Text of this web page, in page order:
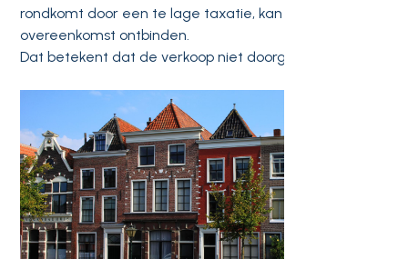
rondkomt door een te lage taxatie, kan de koper de
overeenkomst ontbinden.
Dat betekent dat de verkoop niet doorgaat.